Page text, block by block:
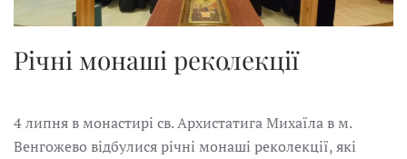
Річні монаші реколекції
4 липня в монастирі св. Архистатига Михаїла в м.
Венгожево відбулися річні монаші реколекції, які